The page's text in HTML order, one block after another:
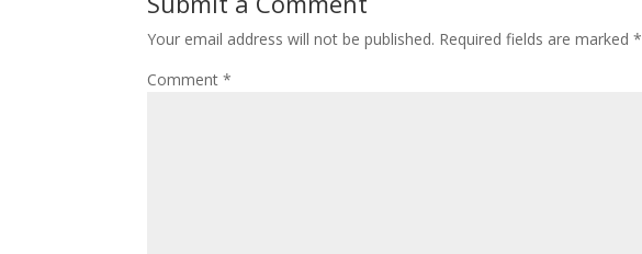
Your email address will not be published. Required fields are marked*
Comment*